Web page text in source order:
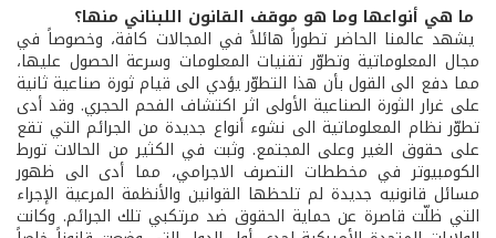
ما هي أنواعها وما هو موقف القانون اللبناني منها؟
يشهد عالمنا الحاضر تطوراً هائلاً في المجالات كافة، وخصوصاً في
مجال المعلوماتية وتطوّر تقنيات المعلومات وسرعة الحصول عليها،
مما دفع الى القول بأن هذا التطوّر يؤدي الى قيام ثورة صناعية ثانية
على غرار الثورة الصناعية الأولى اثر اكتشاف الفحم الحجري. وقد أدى
تطوّر نظام المعلوماتية الى نشوء أنواع جديدة من الجرائم التي تقع
على حقوق الغير وعلى المجتمع. وثبت في الكثير من الحالات تورط
الكومبيوتر في مخططات التصرف الاجرامي، مما أدى الى ظهور
مسائل قانونيه جديدة لم تلحظها القوانين والأنظمة المرعية الإجراء
التي ظلّت قاصرة عن حماية الحقوق ضد مرتكبي تلك الجرائم. وكانت